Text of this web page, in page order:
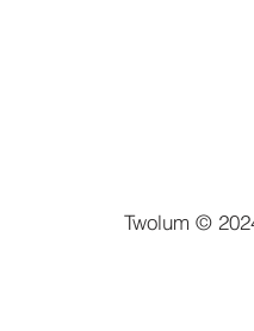
Twolum ©